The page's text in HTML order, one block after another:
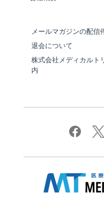
メールマガジンの配信
退会について
株式会社メディカル
内